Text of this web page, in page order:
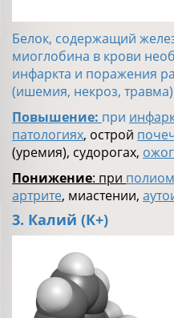
Белок, содержащий
миоглобина в крови
инфаркта и поражения
(ишемия, некроз,
Повышение: при
патологиях, острой
(уремия), судорогах,
Понижение: при
артрите, миастении,
3. Калий (К+)